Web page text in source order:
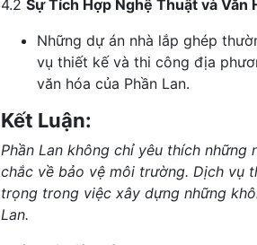
4.2 Sự Tích Hợp Nghệ Thuật và Văn
Những dự án nhà lắp ghép
vụ thiết kế và thi công địa
văn hóa của Phần Lan.
Kết Luận:
Phần Lan không chỉ yêu thích những
chắc về bảo vệ môi trường. Dịch vụ
trọng trong việc xây dựng những
Lan.